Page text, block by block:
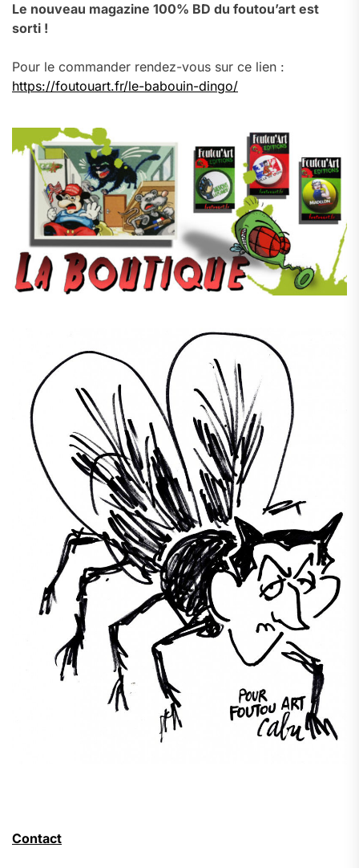
Le nouveau magazine 100% BD du foutou’art est
sorti !
Pour le commander rendez-vous sur ce lien :
https://foutouart.fr/le-babouin-dingo/
Contact